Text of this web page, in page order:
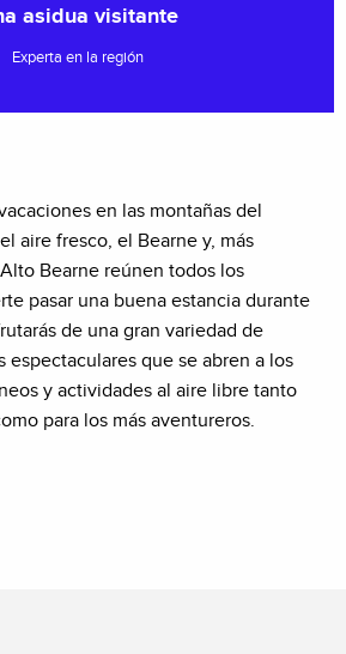
asidua visitante
Experta en la región
en las montañas del
aire fresco, el Bearne y, más
Bearne reúnen todos los
pasar una buena estancia durante
de una gran variedad de
espectaculares que se abren a los
y actividades al aire libre tanto
para los más aventureros.